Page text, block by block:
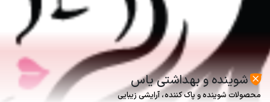
شوینده و بهداشتی یاس
محصولات شوینده و پاک کننده آرایشی زیبایی